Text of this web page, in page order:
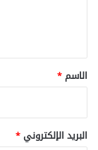
*
الاسم*
البريد الإلكتروني*